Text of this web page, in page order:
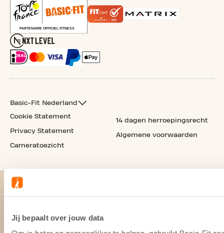
Jij bepaalt over jouw data
Basic-Fit Nederland
Cookie Statement
Privacy Statement
Cameratoezicht
14 dagen herroepingsrecht
Algemene voorwaarden